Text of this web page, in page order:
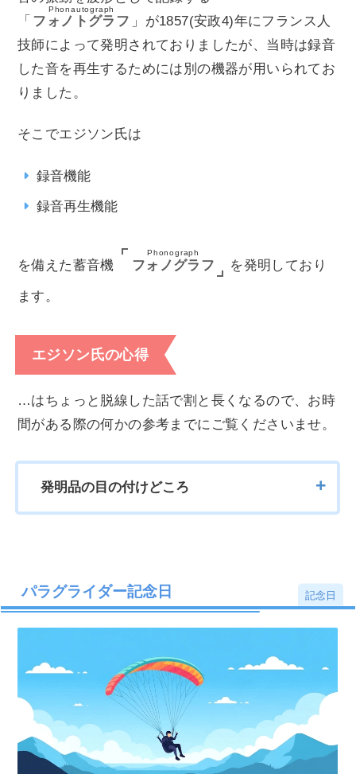
「 フォノトグラフ
Phonautograph
」が1857(安政4)年にフランス人
技師によって発明されておりましたが、当時は録音
した音を再生するためには別の機器が用いられてお
りました。
そこでエジソン氏は
録音機能
録音再生機能
を備えた蓄音機 フォノグラフ
Phonograph
を発明しており
ます。
エジソン氏の心得
…はちょっと脱線した話で割と長くなるので、お時
間がある際の何かの参考までにご覧くださいませ。
発明品の目の付けどころ
T・エジソン
パラグライダー記念日 記念日